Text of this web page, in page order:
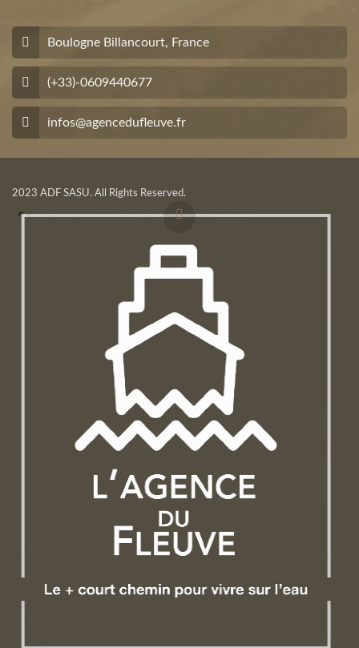
Boulogne Billancourt, France
(+33)-0609440677
infos@agencedufleuve.fr
2023 ADF SASU. All Rights Reserved.